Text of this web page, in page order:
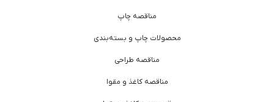
مناقصه چاپ
محصولات چاپ و بسته‌بندی
مناقصه طراحی
مناقصه کاغذ و مقوا